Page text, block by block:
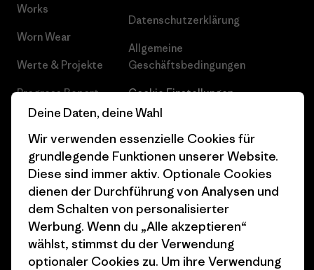
Works
Worn Wear
Werte & Projekte
Progress Report
Business Unusual
Klimaziele
1% For The Planet
Wie wir finanzieren
Geschenkgutscheine
Stores in deiner
Datenschutzerklärung
Allgemeine
Geschäftsbedingungen
Cookie Einstellungen
Karriere
Pressekontakt
Industry program
Affiliate-Programm
Patagonia Deutschland
Seitenverzeichnis
Deine Daten, deine Wahl
Wir verwenden essenzielle Cookies für
grundlegende Funktionen unserer Website.
Diese sind immer aktiv. Optionale Cookies
dienen der Durchführung von Analysen und
dem Schalten von personalisierter
Werbung. Wenn du „Alle akzeptieren“
wählst, stimmst du der Verwendung
optionaler Cookies zu. Um ihre Verwendung